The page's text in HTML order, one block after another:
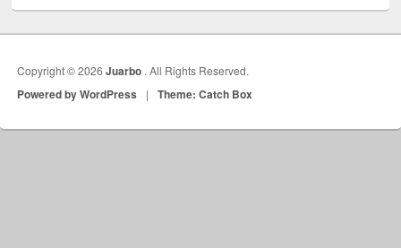
Copyright © 2026Juarbo . All Rights Reserved.
Powered by WordPress | Theme: Catch Box